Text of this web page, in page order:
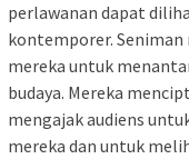
perlawanan dapat
kontemporer.
mereka untuk
budaya. Mereka
mengajak audiens
mereka dan untuk